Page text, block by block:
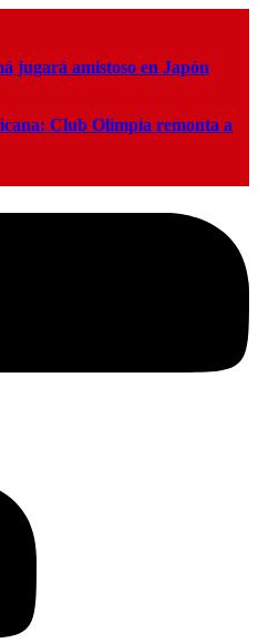
jugará amistoso en Japón
Club Olimpia remonta a